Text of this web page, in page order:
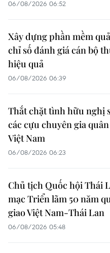
06/08/2026 06:52
Xây dựng phần mềm
chỉ số đánh giá cán bộ
hiệu quả
06/08/2026 06:39
Thắt chặt tình hữu nghị
các cựu chuyên gia
Việt Nam
06/08/2026 06:23
Chủ tịch Quốc hội Thái
mạc Triển lãm 50 năm
giao Việt Nam-Thái Lan
06/08/2026 05:48